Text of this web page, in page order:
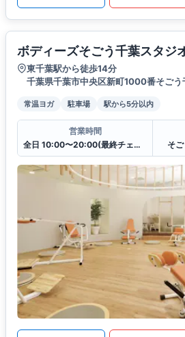
ボディーズそごう千葉スタジ
東千葉駅から徒歩14分
千葉県千葉市中央区新町1000番そごう
常温ヨガ 駐車場 駅から5分以内
営業時間
全日 10:00〜20:00(最終チェックイン19:30)
そ